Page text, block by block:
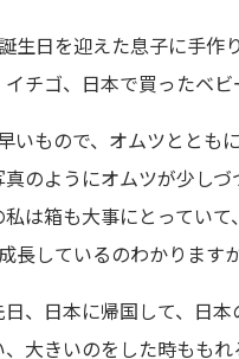
生日を迎えた息子に手作
チゴ、日本で買ったベ
いもので、オムツとともに
のようにオムツが少しづ
は箱も大事にとってい
長しているのわかります
、日本に帰国して、日
大きいのをした時もも